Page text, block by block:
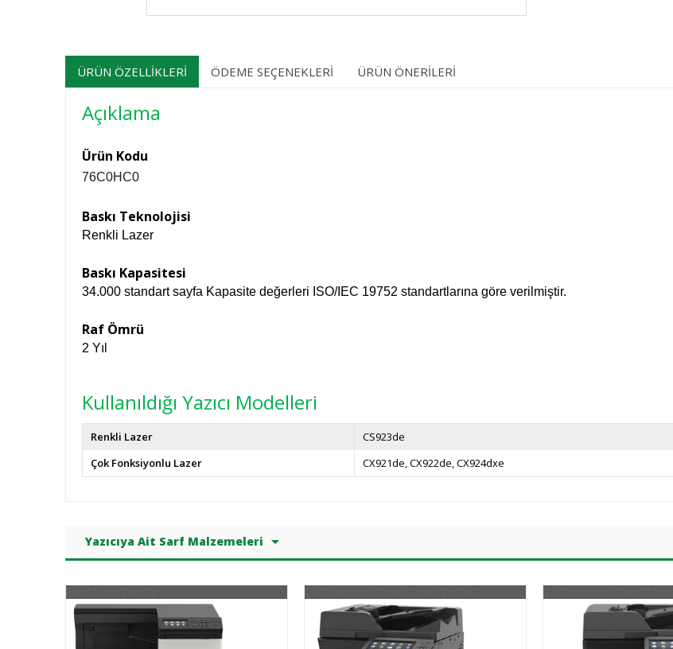
ÜRÜN ÖZELLIKLERI ÖDEME SEÇENEKLERI ÜRÜN ÖNERILERI
Açıklama
Ürün Kodu
76C0HC0
Baskı Teknolojisi
Renkli Lazer
Baskı Kapasitesi
34.000 standart sayfa Kapasite değerleri ISO/IEC 19752 standartlarına göre verilmiştir.
Raf Ömrü
2 Yıl
Kullanıldığı Yazıcı Modelleri
Renkli Lazer
CS923de
Çok Fonksiyonlu Lazer
CX921de CX922de CX924dxe
Yazıcıya Ait Sarf Malzemeleri